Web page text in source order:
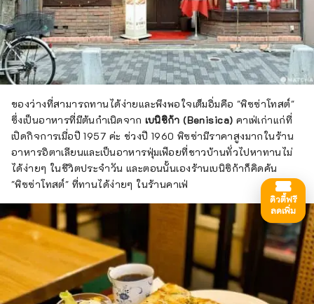
ของว่างที่สามารถทานได้ง่ายและพึงพอใจเต็มอิ่มคือ "พิซซ่าโทสต์"
ซึ่งเป็นอาหารที่มีต้นกำเนิดจากเบนิซิก้า (Benisica) คาเฟ่เก่าแก่ที่
เปิดกิจการเมื่อปี 1957 ค่ะ ช่วงปี 1960 พิซซ่ามีราคาสูงมากในร้าน
อาหารอิตาเลียนและเป็นอาหารฟุ่มเฟือยที่ชาวบ้านทั่วไปหาทานไม่
ได้ง่ายๆ ในชีวิตประจำวัน และตอนนั้นเองร้านเบนิซิก้าก็คิดค้น
"พิซซ่าโทสต์" ที่ทานได้ง่ายๆ ในร้านคาเฟ่
ดิวตี้ฟรี
ลดเพิ่ม